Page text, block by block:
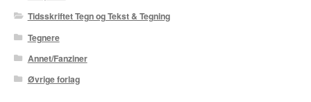
Tidsskriftet Tegn og Tekst & Tegning
Tegnere
Annet/Fanziner
Øvrige forlag